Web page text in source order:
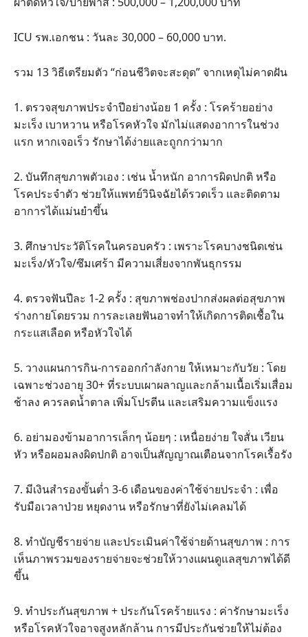
ICU รพ.เอกชน : วันละ 30,000 – 60,000 บาท.
รวม 13 วิธีเตรียมตัว “ก่อนชีวิตจะสะดุด” จากเหตุไม่คาดฝัน
1. ตรวจสุขภาพประจำปีอย่างน้อย 1 ครั้ง : โรคร้ายอย่าง
มะเร็ง เบาหวาน หรือโรคหัวใจ มักไม่แสดงอาการในช่วง
แรก หากเจอเร็ว รักษาได้ง่ายและถูกกว่ามาก
2. บันทึกสุขภาพตัวเอง : เช่น น้ำหนัก อาการผิดปกติ หรือ
โรคประจำตัว ช่วยให้แพทย์วินิจฉัยได้รวดเร็ว และติดตาม
อาการได้แม่นยำขึ้น
3. ศึกษาประวัติโรคในครอบครัว : เพราะโรคบางชนิดเช่น
มะเร็ง/หัวใจ/ซึมเศร้า มีความเสี่ยงจากพันธุกรรม
4. ตรวจฟันปีละ 1-2 ครั้ง : สุขภาพช่องปากส่งผลต่อสุขภาพ
ร่างกายโดยรวม การละเลยฟันอาจทำให้เกิดการติดเชื้อใน
กระแสเลือด หรือหัวใจได้
5. วางแผนการกิน-การออกกำลังกาย ให้เหมาะกับวัย : โดย
เฉพาะช่วงอายุ 30+ ที่ระบบเผาผลาญและกล้ามเนื้อเริ่มเสื่อม
ช้าลง ควรลดน้ำตาล เพิ่มโปรตีน และเสริมความแข็งแรง
6. อย่ามองข้ามอาการเล็กๆ น้อยๆ : เหนื่อยง่าย ใจสั่น เวียน
หัว หรือผอมลงผิดปกติ อาจเป็นสัญญาณเตือนจากโรคเรื้อรัง
7. มีเงินสำรองขั้นต่ำ 3-6 เดือนของค่าใช้จ่ายประจำ : เพื่อ
รับมือเวลาป่วย หยุดงาน หรือรักษาที่ยังไม่เคลมได้
8. ทำบัญชีรายจ่าย และประเมินค่าใช้จ่ายด้านสุขภาพ : การ
เห็นภาพรวมของรายจ่ายจะช่วยให้วางแผนดูแลสุขภาพได้ดี
ขึ้น
9. ทำประกันสุขภาพ + ประกันโรคร้ายแรง : ค่ารักษามะเร็ง
หรือโรคหัวใจอาจสูงหลักล้าน การมีประกันช่วยให้ไม่ต้อง